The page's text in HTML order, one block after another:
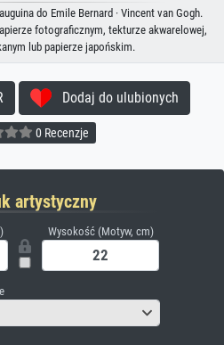
do Emile Bernard · Vincent van Gogh.
fotograficznym, tekturze akwarelowej,
lub papierze japońskim.
Dodaj do ulubionych
0 Recenzje
artystyczny
Wysokość (Motyw, cm)